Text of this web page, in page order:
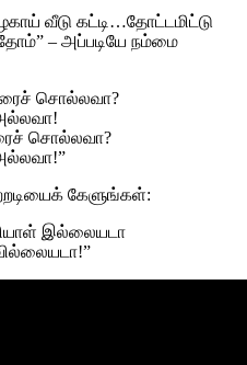
வீடு கட்டி…தோட்டமிட்டு
– அப்படியே நம்மை
சொல்லவா?
சொல்லவா?
கேளுங்கள்:
இல்லையடா